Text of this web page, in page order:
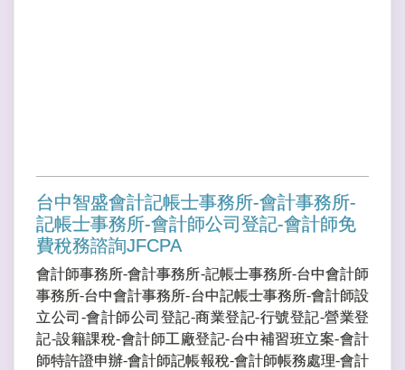
台中智盛會計記帳士事務所-會計事務所-
記帳士事務所-會計師公司登記-會計師免
費稅務諮詢JFCPA
會計師事務所-會計事務所-記帳士事務所-台中會計師
事務所-台中會計事務所-台中記帳士事務所-會計師設
立公司-會計師公司登記-商業登記-行號登記-營業登
記-設籍課稅-會計師工廠登記-台中補習班立案-會計
師特許證申辦-會計師記帳報稅-會計師帳務處理-會計